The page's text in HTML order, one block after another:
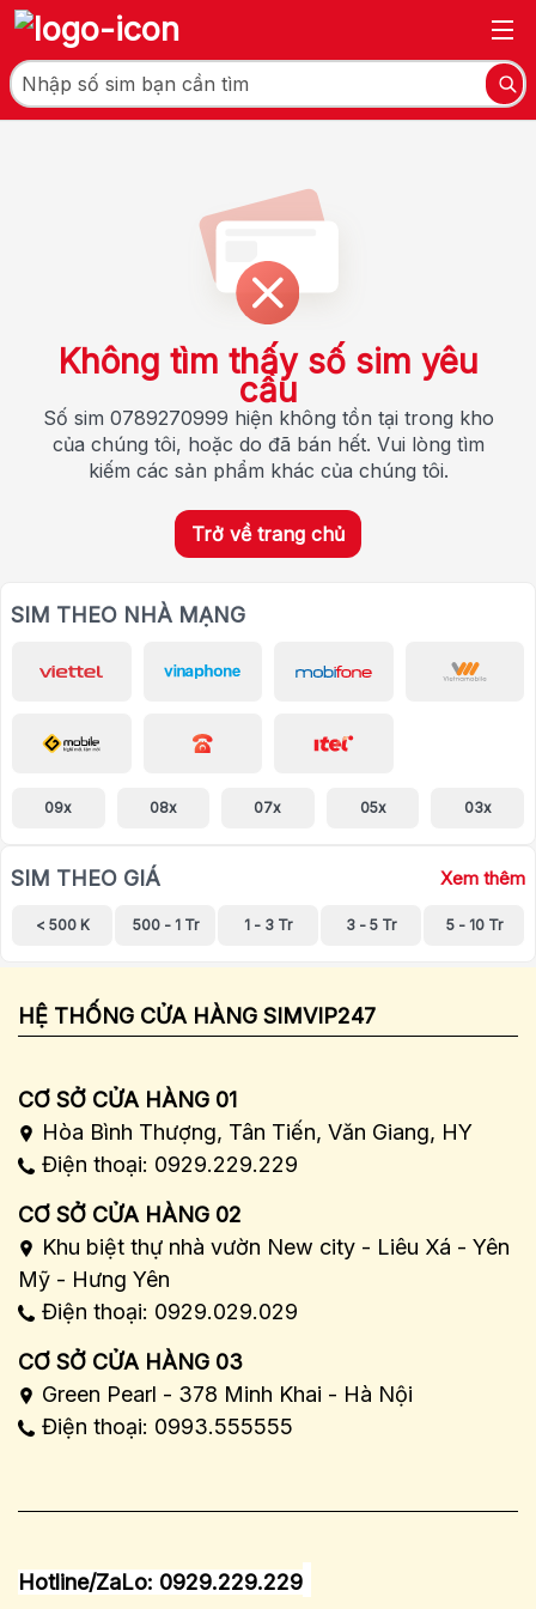
Không tìm thấy số sim yêu
cầu
Số sim 0789270999 hiện không tồn tại trong kho
của chúng tôi, hoặc do đã bán hết. Vui lòng tìm
kiếm các sản phẩm khác của chúng tôi.
Trở về trang chủ
SIM THEO NHÀ MẠNG
09x 08x 07x 05x 03x
SIM THEO GIÁ Xem thêm
< 500 K 500 - 1 Tr 1 - 3 Tr 3 - 5 Tr 5 - 10 Tr
HỆ THỐNG CỬA HÀNG SIMVIP247
CƠ SỞ CỬA HÀNG 01
Hòa Bình Thượng, Tân Tiến, Văn Giang, HY
Điện thoại: 0929.229.229
CƠ SỞ CỬA HÀNG 02
Khu biệt thự nhà vườn New city - Liêu Xá - Yên
Mỹ - Hưng Yên
Điện thoại: 0929.029.029
CƠ SỞ CỬA HÀNG 03
Green Pearl - 378 Minh Khai - Hà Nội
Điện thoại: 0993.555555
Hotline/ZaLo: 0929.229.229